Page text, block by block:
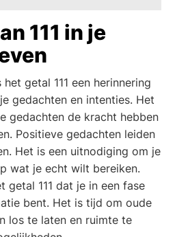
111 in je
getal 111 een herinnering
gedachten en intenties. Het
gedachten de kracht hebben
Positieve gedachten leiden
Het is een uitnodiging om je
wat je echt wilt bereiken.
getal 111 dat je in een fase
bent. Het is tijd om oude
los te laten en ruimte te